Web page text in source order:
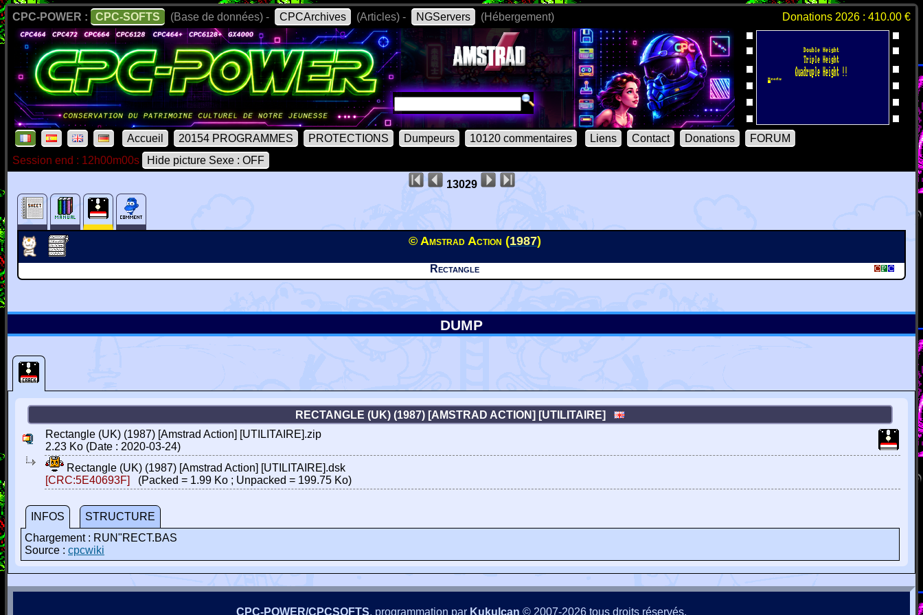
CPC-POWER : CPC-SOFTS (Base de données) - CPCArchives (Articles) - NGServers (Hébergement) Donations 2026 : 410.00 €
Accueil 20154 PROGRAMMES PROTECTIONS Dumpeurs 10120 commentaires Liens Contact Donations
FORUM
Session end : 12h00m00s
Hide picture Sexe : OFF
13029
© Amstrad Action (1987)
Rectangle
DUMP
RECTANGLE (UK) (1987) [AMSTRAD ACTION] [UTILITAIRE]
Rectangle (UK) (1987) [Amstrad Action] [UTILITAIRE].zip
2.23 Ko (Date : 2020-03-24)
Rectangle (UK) (1987) [Amstrad Action] [UTILITAIRE].dsk
[CRC:5E40693F]
(Packed = 1.99 Ko ; Unpacked = 199.75 Ko)
INFOS
STRUCTURE
Chargement : RUN"RECT.BAS
Source : cpcwiki
CPC-POWER/CPCSOFTS, programmation par Kukulcan © 2007-2026 tous droits réservés.